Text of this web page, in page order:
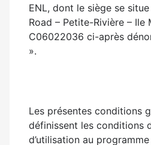
ENL, dont le siège se
Road – Petite-Rivière – Ile
C06022036 ci-après
».
Les présentes conditions
définissent les conditions
d’utilisation au